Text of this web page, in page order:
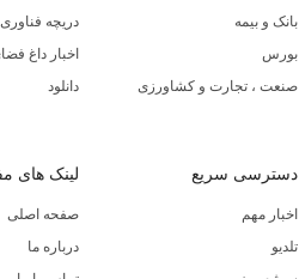
بانک و بیمه
بورس
صنعت ، تجارت و کشاورزی
دریچه فناوری
اخبار داغ
دانلود
دسترسی سریع
اخبار مهم
تلدیو
لینک های
صفحه اصلی
درباره ما